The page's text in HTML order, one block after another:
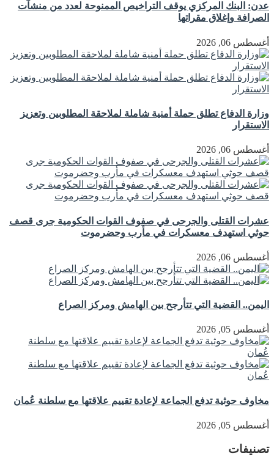
عدن: البنك المركزي يوقف التراخيص الممنوحة لعدد من منشآت
الصرافة وإغلاق مقراتها
أغسطس 06, 2026
وزارة الدفاع تطلق حملة أمنية شاملة لملاحقة المطلوبين وتعزيز
الاستقرار
أغسطس 06, 2026
عشرات القتلى والجرحى في صفوف القوات الحكومية جرى قصف
حوثي استهدف معسكرات في مأرب وحضرموت
أغسطس 06, 2026
اليمن.. القضية التي تتأرجح بين الهامش ومركز الصراع
أغسطس 05, 2026
مخاوف حوثية تدفع الجماعة لإعادة تقييم علاقتها مع سلطنة عُمان
أغسطس 05, 2026
تصنيفات